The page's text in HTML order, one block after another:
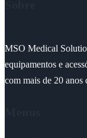
MSO Medical
equipamentos e
com mais de 20 anos